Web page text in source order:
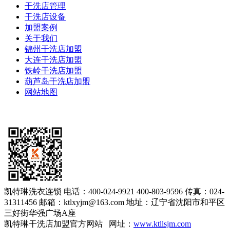
干洗店管理
干洗店设备
加盟案例
关于我们
锦州干洗店加盟
大连干洗店加盟
铁岭干洗店加盟
葫芦岛干洗店加盟
网站地图
凯特琳洗衣连锁 电话：400-024-9921 400-803-9596 传真：024-
31311456 邮箱：ktlxyjm@163.com 地址：辽宁省沈阳市和平区
三好街华强广场A座
凯特琳干洗店加盟官方网站 网址： www.ktllsjm.com